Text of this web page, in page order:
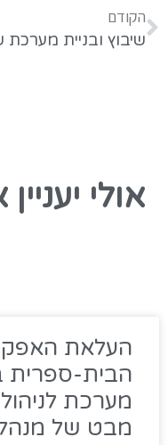
הקודם
שיבוץ ובניית מערכת
אולי
העלאת
הבית-
מערכת
מבט של